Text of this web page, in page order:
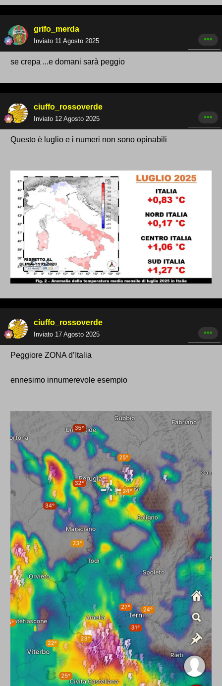
grifo_merda
Inviato 11 Agosto 2025
se crepa ...e domani sarà peggio
ciuffo_rossoverde
Inviato 12 Agosto 2025
Questo è luglio e i numeri non sono opinabili
ciuffo_rossoverde
Inviato 17 Agosto 2025
Peggiore ZONA d’Italia
ennesimo innumerevole esempio